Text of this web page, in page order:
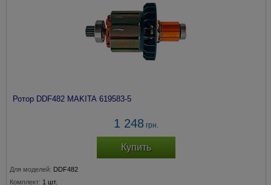
Ротор DDF482 MAKITA 619583-5
1 248 грн.
Купить
Для моделей: DDF482
Комплект: 1 шт.